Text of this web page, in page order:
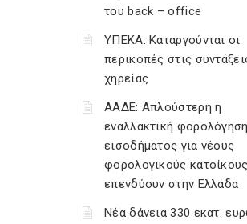
του back – office
ΥΠΕΚΑ: Καταργούνται οι
περικοπές στις
χηρείας
ΑΑΔΕ: Απλούστερη η
εναλλακτική φορολόγηση
εισοδήματος για νέους
φορολογικούς
επενδύουν στην Ελλάδα
Νέα δάνεια 330 εκατ.